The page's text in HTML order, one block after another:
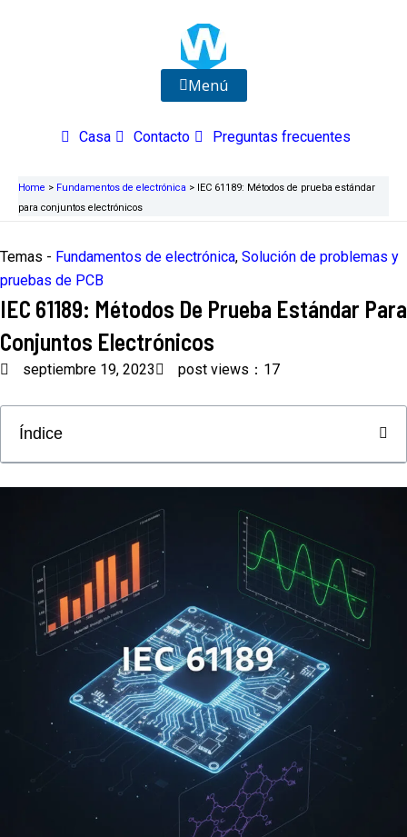
Menú
Casa Contacto Preguntas frecuentes
Home > Fundamentos de electrónica >
IEC 61189: Métodos de prueba estándar
para conjuntos electrónicos
Temas - Fundamentos de electrónica, Solución de problemas y
pruebas de PCB
IEC 61189: Métodos De Prueba Estándar Para
Conjuntos Electrónicos
septiembre 19, 2023 post views：17
Índice